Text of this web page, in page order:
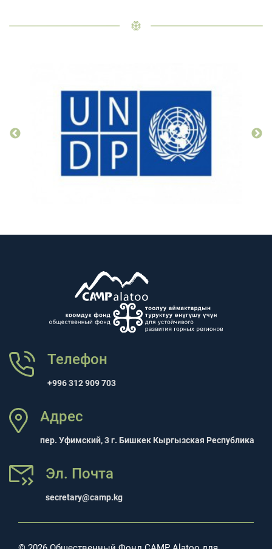
Телефон
+996 312 909 703
Адрес
пер. Уфимский, 3 г. Бишкек Кыргызская Республика
Эл. Почта
secretary@camp.kg